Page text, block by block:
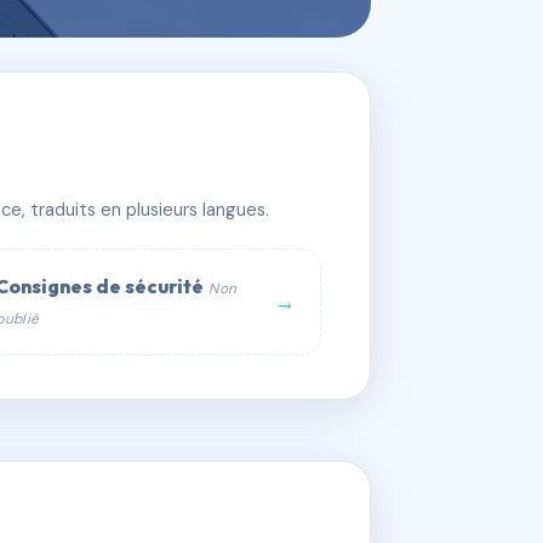
traduits en plusieurs langues.
de sécurité Non
→